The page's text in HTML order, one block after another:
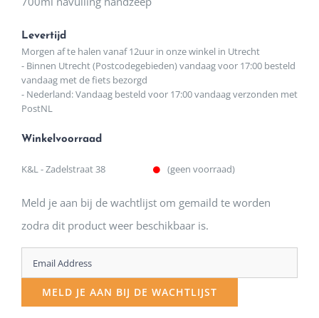
Levertijd
Morgen af te halen vanaf 12uur in onze winkel in Utrecht
- Binnen Utrecht (Postcodegebieden) vandaag voor 17:00 besteld
vandaag met de fiets bezorgd
- Nederland: Vandaag besteld voor 17:00 vandaag verzonden met
PostNL
Winkelvoorraad
K&L - Zadelstraat 38 (geen voorraad)
Meld je aan bij de wachtlijst om gemaild te worden
zodra dit product weer beschikbaar is.
Enter
your
email
MELD JE AAN BIJ DE WACHTLIJST